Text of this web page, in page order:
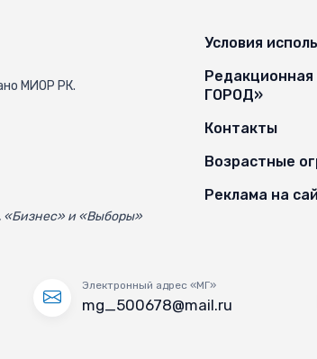
МИОР РК.
«Бизнес» и «Выборы»
Условия
ГОРОД»
Контакты
Возрастные
Реклама на
Электронный адрес «МГ»
mg_500678@mail.ru